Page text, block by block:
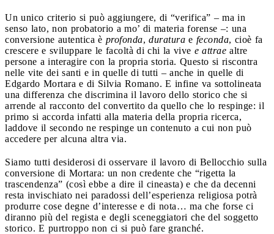
Un unico criterio si può aggiungere, di “verifica” – ma in
senso lato, non probatorio a mo’ di materia forense –: una
conversione autentica è profonda, duratura e feconda, cioè fa
crescere e sviluppare le facoltà di chi la vive e attrae altre
persone a interagire con la propria storia. Questo si riscontra
nelle vite dei santi e in quelle di tutti – anche in quelle di
Edgardo Mortara e di Silvia Romano. E infine va sottolineata
una differenza che discrimina il lavoro dello storico che si
arrende al racconto del convertito da quello che lo respinge: il
primo si accorda infatti alla materia della propria ricerca,
laddove il secondo ne respinge un contenuto a cui non può
accedere per alcuna altra via.
Siamo tutti desiderosi di osservare il lavoro di Bellocchio sulla
conversione di Mortara: un non credente che “rigetta la
trascendenza” (così ebbe a dire il cineasta) e che da decenni
resta invischiato nei paradossi dell’esperienza religiosa potrà
produrre cose degne d’interesse e di nota… ma che forse ci
diranno più del regista e degli sceneggiatori che del soggetto
storico. E purtroppo non ci si può fare granché.